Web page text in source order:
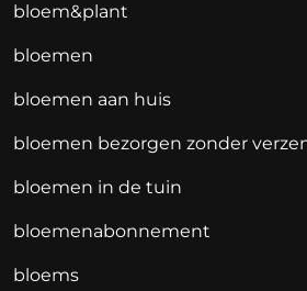
bloem&plant
bloemen
bloemen aan huis
bloemen bezorgen zonder
bloemen in de tuin
bloemenabonnement
bloems